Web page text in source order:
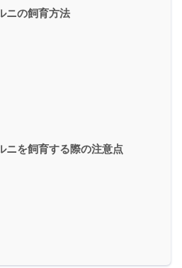
ニの飼育方法
ニを飼育する際の注意点